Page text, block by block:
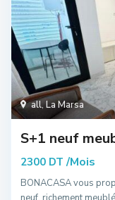
all,La Marsa
S+1 neuf
2300 DT /Mois
BONACASA vous